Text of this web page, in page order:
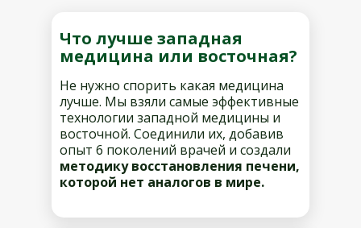
Что лучше западная
медицина или восточная?
Не нужно спорить какая медицина
лучше. Мы взяли самые эффективные
технологии западной медицины и
восточной. Соединили их, добавив
опыт 6 поколений врачей и создали
методику восстановления печени,
которой нет аналогов в мире.